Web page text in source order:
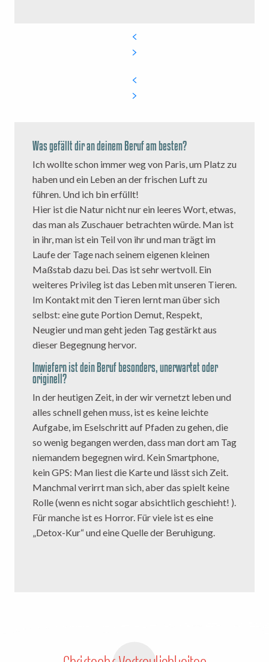
Was gefällt dir an deinem Beruf am besten?
Ich wollte schon immer weg von Paris, um Platz zu
haben und ein Leben an der frischen Luft zu
führen. Und ich bin erfüllt!
Hier ist die Natur nicht nur ein leeres Wort, etwas,
das man als Zuschauer betrachten würde. Man ist
in ihr, man ist ein Teil von ihr und man trägt im
Laufe der Tage nach seinem eigenen kleinen
Maßstab dazu bei. Das ist sehr wertvoll. Ein
weiteres Privileg ist das Leben mit unseren Tieren.
Im Kontakt mit den Tieren lernt man über sich
selbst: eine gute Portion Demut, Respekt,
Neugier und man geht jeden Tag gestärkt aus
dieser Begegnung hervor.
Inwiefern ist dein Beruf besonders, unerwartet oder
originell?
In der heutigen Zeit, in der wir vernetzt leben und
alles schnell gehen muss, ist es keine leichte
Aufgabe, im Eselschritt auf Pfaden zu gehen, die
so wenig begangen werden, dass man dort am Tag
niemandem begegnen wird. Kein Smartphone,
kein GPS: Man liest die Karte und lässt sich Zeit.
Manchmal verirrt man sich, aber das spielt keine
Rolle (wenn es nicht sogar absichtlich geschieht! ).
Für manche ist es Horror. Für viele ist es eine
„Detox-Kur“ und eine Quelle der Beruhigung.